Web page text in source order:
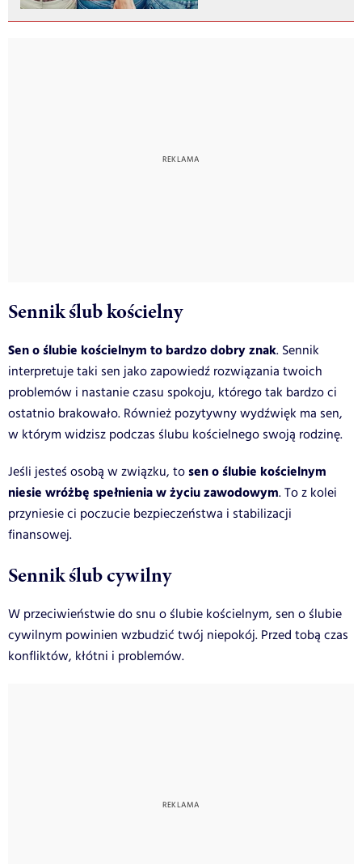
Sennik ślub kościelny
Sen o ślubie kościelnym to bardzo dobry znak. Sennik
interpretuje taki sen jako zapowiedź rozwiązania twoich
problemów i nastanie czasu spokoju, którego tak bardzo ci
ostatnio brakowało. Również pozytywny wydźwięk ma sen,
w którym widzisz podczas ślubu kościelnego swoją rodzinę.
Jeśli jesteś osobą w związku, tosen o ślubie kościelnym
niesie wróżbę spełnienia w życiu zawodowym. To z kolei
przyniesie ci poczucie bezpieczeństwa i stabilizacji
finansowej.
Sennik ślub cywilny
W przeciwieństwie do snu o ślubie kościelnym, sen o ślubie
cywilnym powinien wzbudzić twój niepokój. Przed tobą czas
konfliktów, kłótni i problemów.